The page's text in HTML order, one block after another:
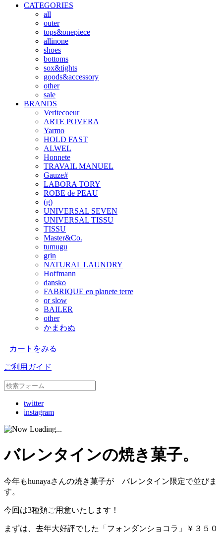
CATEGORIES
all
outer
tops&onepiece
allinone
shoes
bottoms
sox&tights
goods&accessory
other
sale
BRANDS
Veritecoeur
ARTE POVERA
Yarmo
HOLD FAST
ALWEL
Honnete
TRAVAIL MANUEL
Gauze#
LABORA TORY
ROBE de PEAU
(g)
UNIVERSAL SEVEN
UNIVERSAL TISSU
TISSU
Master&Co.
tumugu
grin
NATURAL LAUNDRY
Hoffmann
dansko
FABRIQUE en planete terre
or slow
BAILER
other
かまわぬ
カートをみる
ご利用ガイド
twitter
instagram
バレンタインの焼き菓子。
今年もhunayaさんの焼き菓子が バレンタイン限定で並びま
す。
今回は3種類ご用意いたします！
まずは、去年大好評でした「フォンダンショコラ」￥３５０